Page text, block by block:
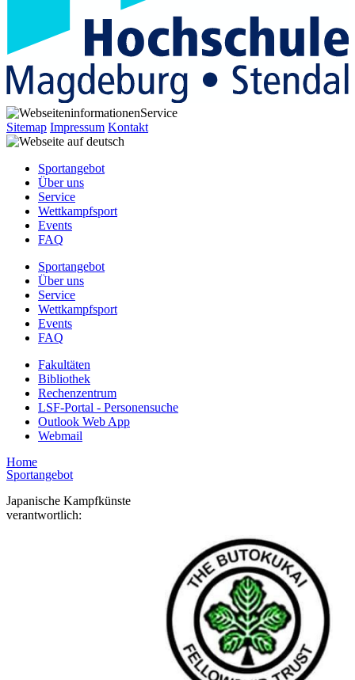
Service
Sitemap Impressum Kontakt
Sportangebot
Über uns
Service
Wettkampfsport
Events
FAQ
Sportangebot
Über uns
Service
Wettkampfsport
Events
FAQ
Fakultäten
Bibliothek
Rechenzentrum
LSF-Portal - Personensuche
Outlook Web App
Webmail
Home
Sportangebot
Japanische Kampfkünste
verantwortlich: